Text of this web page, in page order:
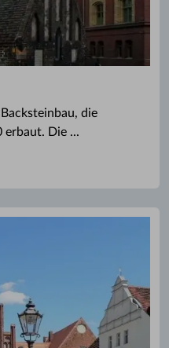
die
erbaut. Die ...